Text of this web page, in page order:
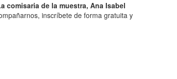
comisaria de la muestra, Ana Isabel
inscríbete de forma gratuita y